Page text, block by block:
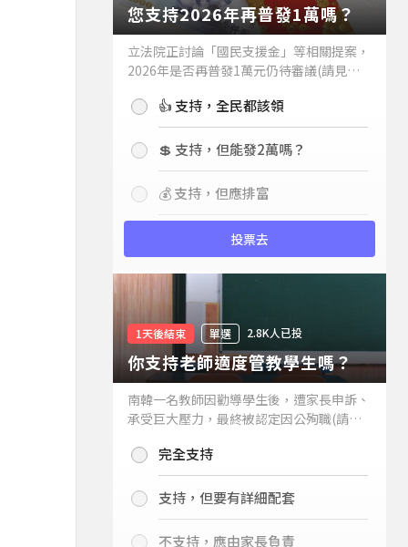
您支持2026年再普發1萬嗎？
立法院正討論「國民支援金」等相關提案，
2026年是否再普發1萬元仍待審議(請見下
持嗎？👍 支持，全民都該領
💲 支持，但能發2萬嗎？
💰 支持，但應排富
投票去
1天後結束 單選 2.8K人已投
你支持老師適度管教學生嗎？
南韓一名教師因勸導學生後，遭家長申訴、
承受巨大壓力，最終被認定因公殉職(請見
你支持老師適度管教學生嗎？
完全支持
支持，但要有詳細配套
不支持，應由家長負責